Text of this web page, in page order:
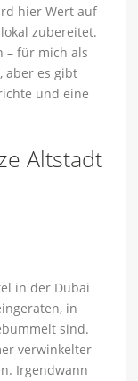
hier Wert auf
zubereitet.
– für mich als
aber es gibt
und eine
Altstadt
in der Dubai
in
sind.
verwinkelter
Irgendwann